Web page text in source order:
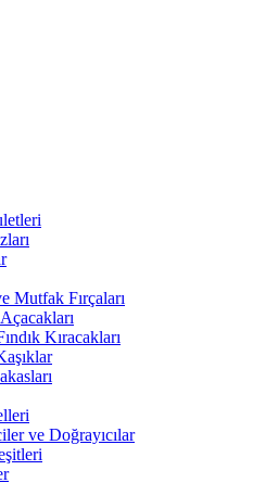
Mutfak Fırçaları
Kıracakları
ve Doğrayıcılar